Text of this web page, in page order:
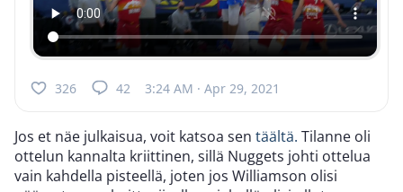
326 42 3:24 AM · Apr 29, 2021
Jos et näe julkaisua, voit katsoa sen täältä. Tilanne oli
ottelun kannalta kriittinen, sillä Nuggets johti ottelua
vain kahdella pisteellä, joten jos Williamson olisi